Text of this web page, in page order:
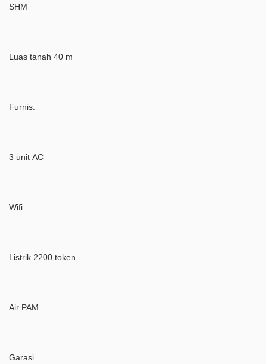
SHM
Luas tanah 40 m
Furnis.
3 unit AC
Wifi
Listrik 2200 token
Air PAM
Garasi